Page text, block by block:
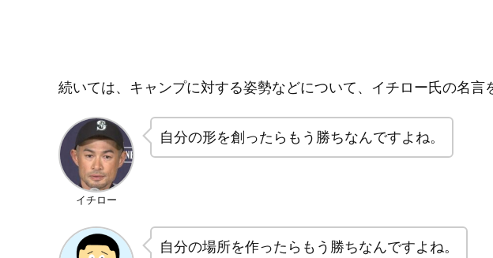
続いては、キャンプに対する姿勢などについて、イチロー氏の名言
イチロー
自分の形を創ったらもう勝ちなんですよね。
自分の場所を作ったらもう勝ちなんですよね。